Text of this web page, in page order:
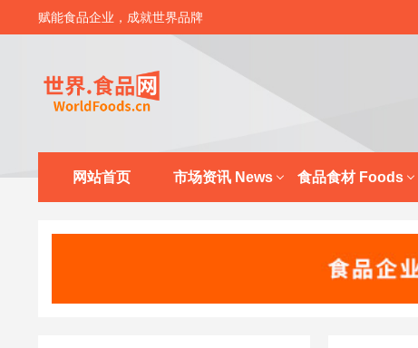
赋能食品企业，成就世界品牌
网站首页 市场资讯 News 食品食材 Foods